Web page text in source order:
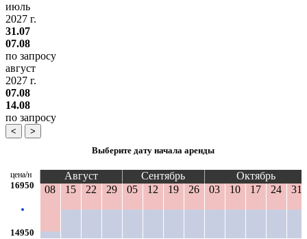
июль
2027 г.
31.07
07.08
по запросу
август
2027 г.
07.08
14.08
по запросу
<
>
Выберите дату начала аренды
цена/н
16950
14950
Август Сентябрь
Октябрь
08
15 22 29 05 12 19 26 03 10 17 24 31